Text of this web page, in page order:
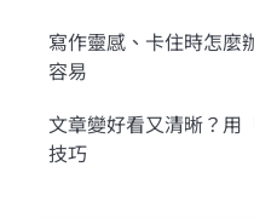
寫作靈感、卡住時怎麼
容易
文章變好看又清晰？用
技巧